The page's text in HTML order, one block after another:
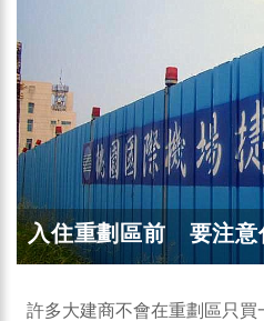
入住重劃區前 要注意
許多大建商不會在重劃區只買